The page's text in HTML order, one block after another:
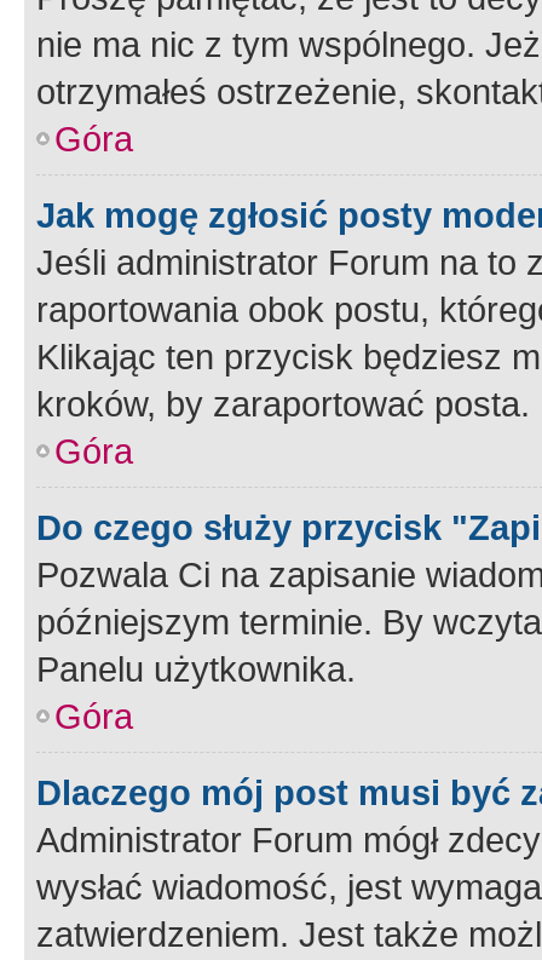
nie ma nic z tym wspólnego.
otrzymałeś ostrzeżenie,
Góra
Jak mogę zgłosić posty
Jeśli administrator Forum na to
raportowania obok postu,
Klikając ten przycisk będziesz
kroków, by zaraportować posta.
Góra
Do czego służy przycisk
Pozwala Ci na zapisanie
późniejszym terminie. By
Panelu użytkownika.
Góra
Dlaczego mój post musi być
Administrator Forum mógł
wysłać wiadomość, jest
zatwierdzeniem. Jest także